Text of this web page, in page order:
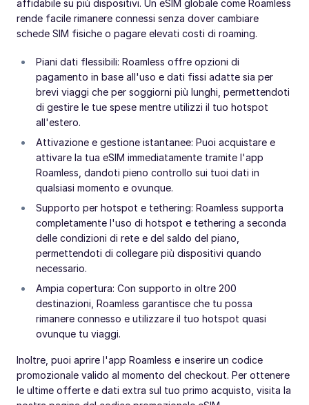
affidabile su più dispositivi. Un eSIM globale come Roamless
rende facile rimanere connessi senza dover cambiare
schede SIM fisiche o pagare elevati costi di roaming.
Piani dati flessibili: Roamless offre opzioni di
pagamento in base all'uso e dati fissi adatte sia per
brevi viaggi che per soggiorni più lunghi, permettendoti
di gestire le tue spese mentre utilizzi il tuo hotspot
all'estero.
Attivazione e gestione istantanee: Puoi acquistare e
attivare la tua eSIM immediatamente tramite l'app
Roamless, dandoti pieno controllo sui tuoi dati in
qualsiasi momento e ovunque.
Supporto per hotspot e tethering: Roamless supporta
completamente l'uso di hotspot e tethering a seconda
delle condizioni di rete e del saldo del piano,
permettendoti di collegare più dispositivi quando
necessario.
Ampia copertura: Con supporto in oltre 200
destinazioni, Roamless garantisce che tu possa
rimanere connesso e utilizzare il tuo hotspot quasi
ovunque tu viaggi.
Inoltre, puoi aprire l'app Roamless e inserire un codice
promozionale valido al momento del checkout. Per ottenere
le ultime offerte e dati extra sul tuo primo acquisto, visita la